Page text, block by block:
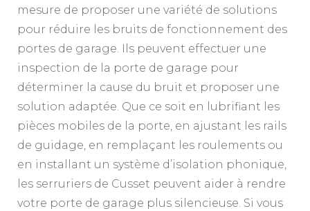
mesure de proposer une variété de solutions
pour réduire les bruits de fonctionnement des
portes de garage. Ils peuvent effectuer une
inspection de la porte de garage pour
déterminer la cause du bruit et proposer une
solution adaptée. Que ce soit en lubrifiant les
pièces mobiles de la porte, en ajustant les rails
de guidage, en remplaçant les roulements ou
en installant un système d’isolation phonique,
les serruriers de Cusset peuvent aider à rendre
votre porte de garage plus silencieuse. Si vous